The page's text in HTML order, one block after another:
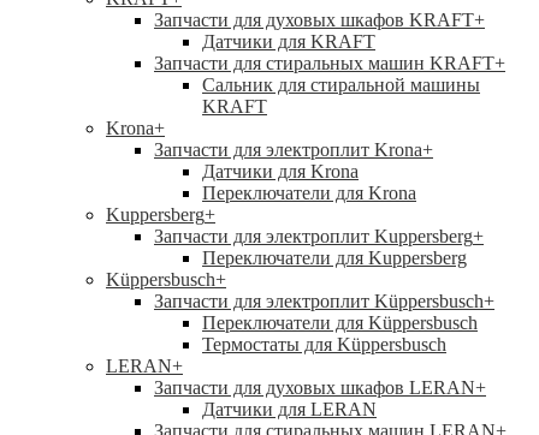
Запчасти для духовых шкафов KRAFT+
Датчики для KRAFT
Запчасти для стиральных машин KRAFT+
Сальник для стиральной машины
KRAFT
Krona+
Запчасти для электроплит Krona+
Датчики для Krona
Переключатели для Krona
Kuppersberg+
Запчасти для электроплит Kuppersberg+
Переключатели для Kuppersberg
Küppersbusch+
Запчасти для электроплит Küppersbusch+
Переключатели для Küppersbusch
Термостаты для Küppersbusch
LERAN+
Запчасти для духовых шкафов LERAN+
Датчики для LERAN
Запчасти для стиральных машин LERAN+